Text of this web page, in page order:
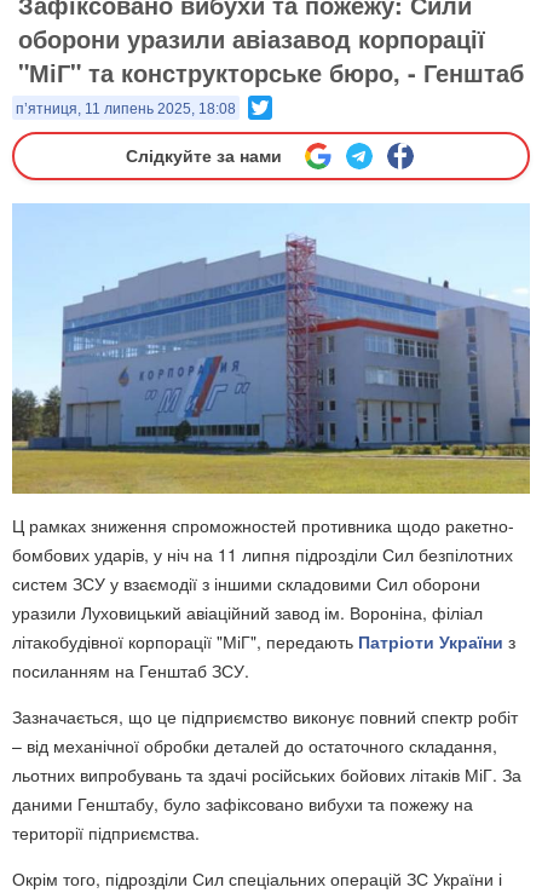
оборони уразили авіазавод корпорації
"МіГ" та конструкторське бюро, - Генштаб
п’ятниця, 11 липень 2025, 18:08
Слідкуйте за нами
Ц рамках зниження спроможностей противника щодо ракетно-
бомбових ударів, у ніч на 11 липня підрозділи Сил безпілотних
систем ЗСУ у взаємодії з іншими складовими Сил оборони
уразили Луховицький авіаційний завод ім. Вороніна, філіал
літакобудівної корпорації "МіГ", передають Патріоти України з
посиланням на Генштаб ЗСУ.
Зазначається, що це підприємство виконує повний спектр робіт
– від механічної обробки деталей до остаточного складання,
льотних випробувань та здачі російських бойових літаків МіГ. За
даними Генштабу, було зафіксовано вибухи та пожежу на
території підприємства.
Окрім того, підрозділи Сил спеціальних операцій ЗС України і